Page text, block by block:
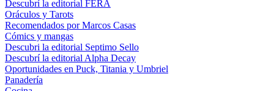
Descubrí la editorial FERA
Oráculos y Tarots
Recomendados por Marcos Casas
Cómics y mangas
Descubri la editorial Septimo Sello
Descubrí la editorial Alpha Decay
Oportunidades en Puck, Titania y Umbriel
Panadería